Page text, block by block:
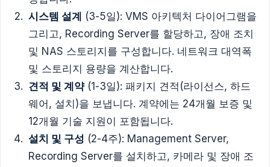
시스템 설계
(3-5일): VMS 아키텍처 다이어그램을
그리고, Recording Server를 할당하고, 장애 조치
및 NAS 스토리지를 구성합니다. 네트워크 대역폭
및 스토리지 용량을 계산합니다.
견적 및 계약(1-3일): 패키지 견적(라이선스, 하드
웨어, 설치)을 보냅니다. 계약에는 24개월 보증 및
12개월 기술 지원이 포함됩니다.
설치 및 구성 (2-4주): Management Server,
Recording Server를 설치하고, 카메라 및 장애 조